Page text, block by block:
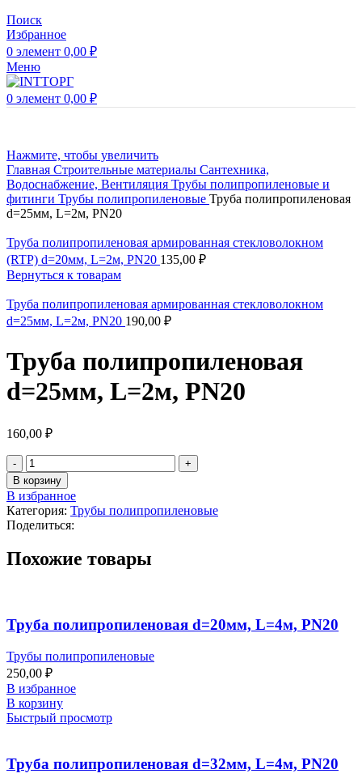
Поиск
Избранное
0 элемент 0,00 ₽
Меню
0 элемент 0,00 ₽
Нажмите, чтобы увеличить
Главная Строительные материалы Сантехника,
Водоснабжение, Вентиляция Трубы полипропиленовые и
фитинги Трубы полипропиленовые Труба полипропиленовая
d=25мм, L=2м, PN20
Труба полипропиленовая армированная стекловолокном
(RTP) d=20мм, L=2м, PN20 135,00 ₽
Вернуться к товарам
Труба полипропиленовая армированная стекловолокном
d=25мм, L=2м, PN20 190,00 ₽
Труба полипропиленовая
d=25мм, L=2м, PN20
160,00 ₽
В корзину
В избранное
Категория: Трубы полипропиленовые
Поделиться:
Похожие товары
Труба полипропиленовая d=20мм, L=4м, PN20
Трубы полипропиленовые
250,00 ₽
В избранное
В корзину
Быстрый просмотр
Труба полипропиленовая d=32мм, L=4м, PN20